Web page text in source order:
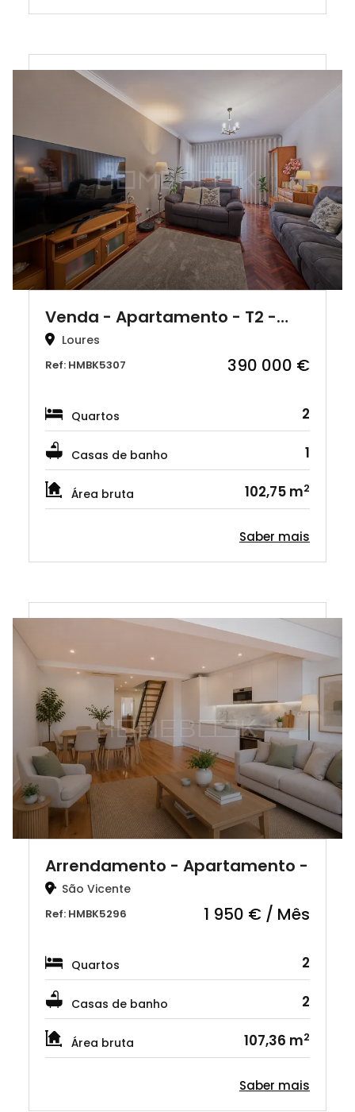
Venda - Apartamento - T2 -…
Loures
390 000 €
Ref: HMBK5307
Quartos 2
Casas de banho 1
Área bruta 102,75 m2
Saber mais
Arrendamento - Apartamento -
… São Vicente
1 950 € / Mês
Ref: HMBK5296
Quartos 2
Casas de banho 2
Área bruta 107,36 m2
Saber mais